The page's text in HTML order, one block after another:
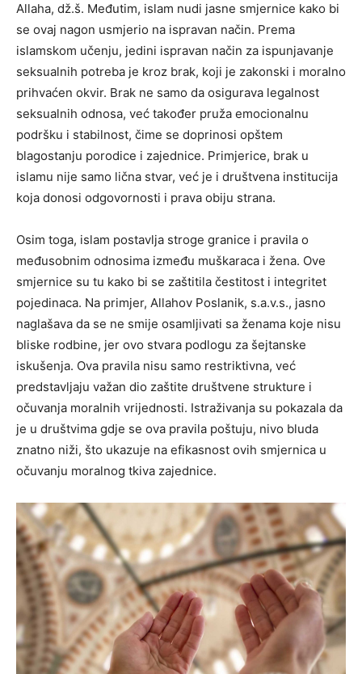
Allaha, dž.š. Međutim, islam nudi jasne smjernice kako bi
se ovaj nagon usmjerio na ispravan način. Prema
islamskom učenju, jedini ispravan način za ispunjavanje
seksualnih potreba je kroz brak, koji je zakonski i moralno
prihvaćen okvir. Brak ne samo da osigurava legalnost
seksualnih odnosa, već također pruža emocionalnu
podršku i stabilnost, čime se doprinosi opštem
blagostanju porodice i zajednice. Primjerice, brak u
islamu nije samo lična stvar, već je i društvena institucija
koja donosi odgovornosti i prava obiju strana.
Osim toga, islam postavlja stroge granice i pravila o
međusobnim odnosima između muškaraca i žena. Ove
smjernice su tu kako bi se zaštitila čestitost i integritet
pojedinaca. Na primjer, Allahov Poslanik, s.a.v.s., jasno
naglašava da se ne smije osamljivati sa ženama koje nisu
bliske rodbine, jer ovo stvara podlogu za šejtanske
iskušenja. Ova pravila nisu samo restriktivna, već
predstavljaju važan dio zaštite društvene strukture i
očuvanja moralnih vrijednosti. Istraživanja su pokazala da
je u društvima gdje se ova pravila poštuju, nivo bluda
znatno niži, što ukazuje na efikasnost ovih smjernica u
očuvanju moralnog tkiva zajednice.